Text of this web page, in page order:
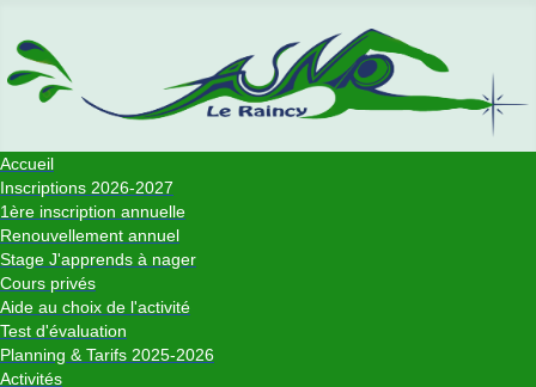
Accueil
Inscriptions 2026-2027
1ère inscription annuelle
Renouvellement annuel
Stage J'apprends à nager
Cours privés
Aide au choix de l'activité
Test d'évaluation
Planning & Tarifs 2025-2026
Activités